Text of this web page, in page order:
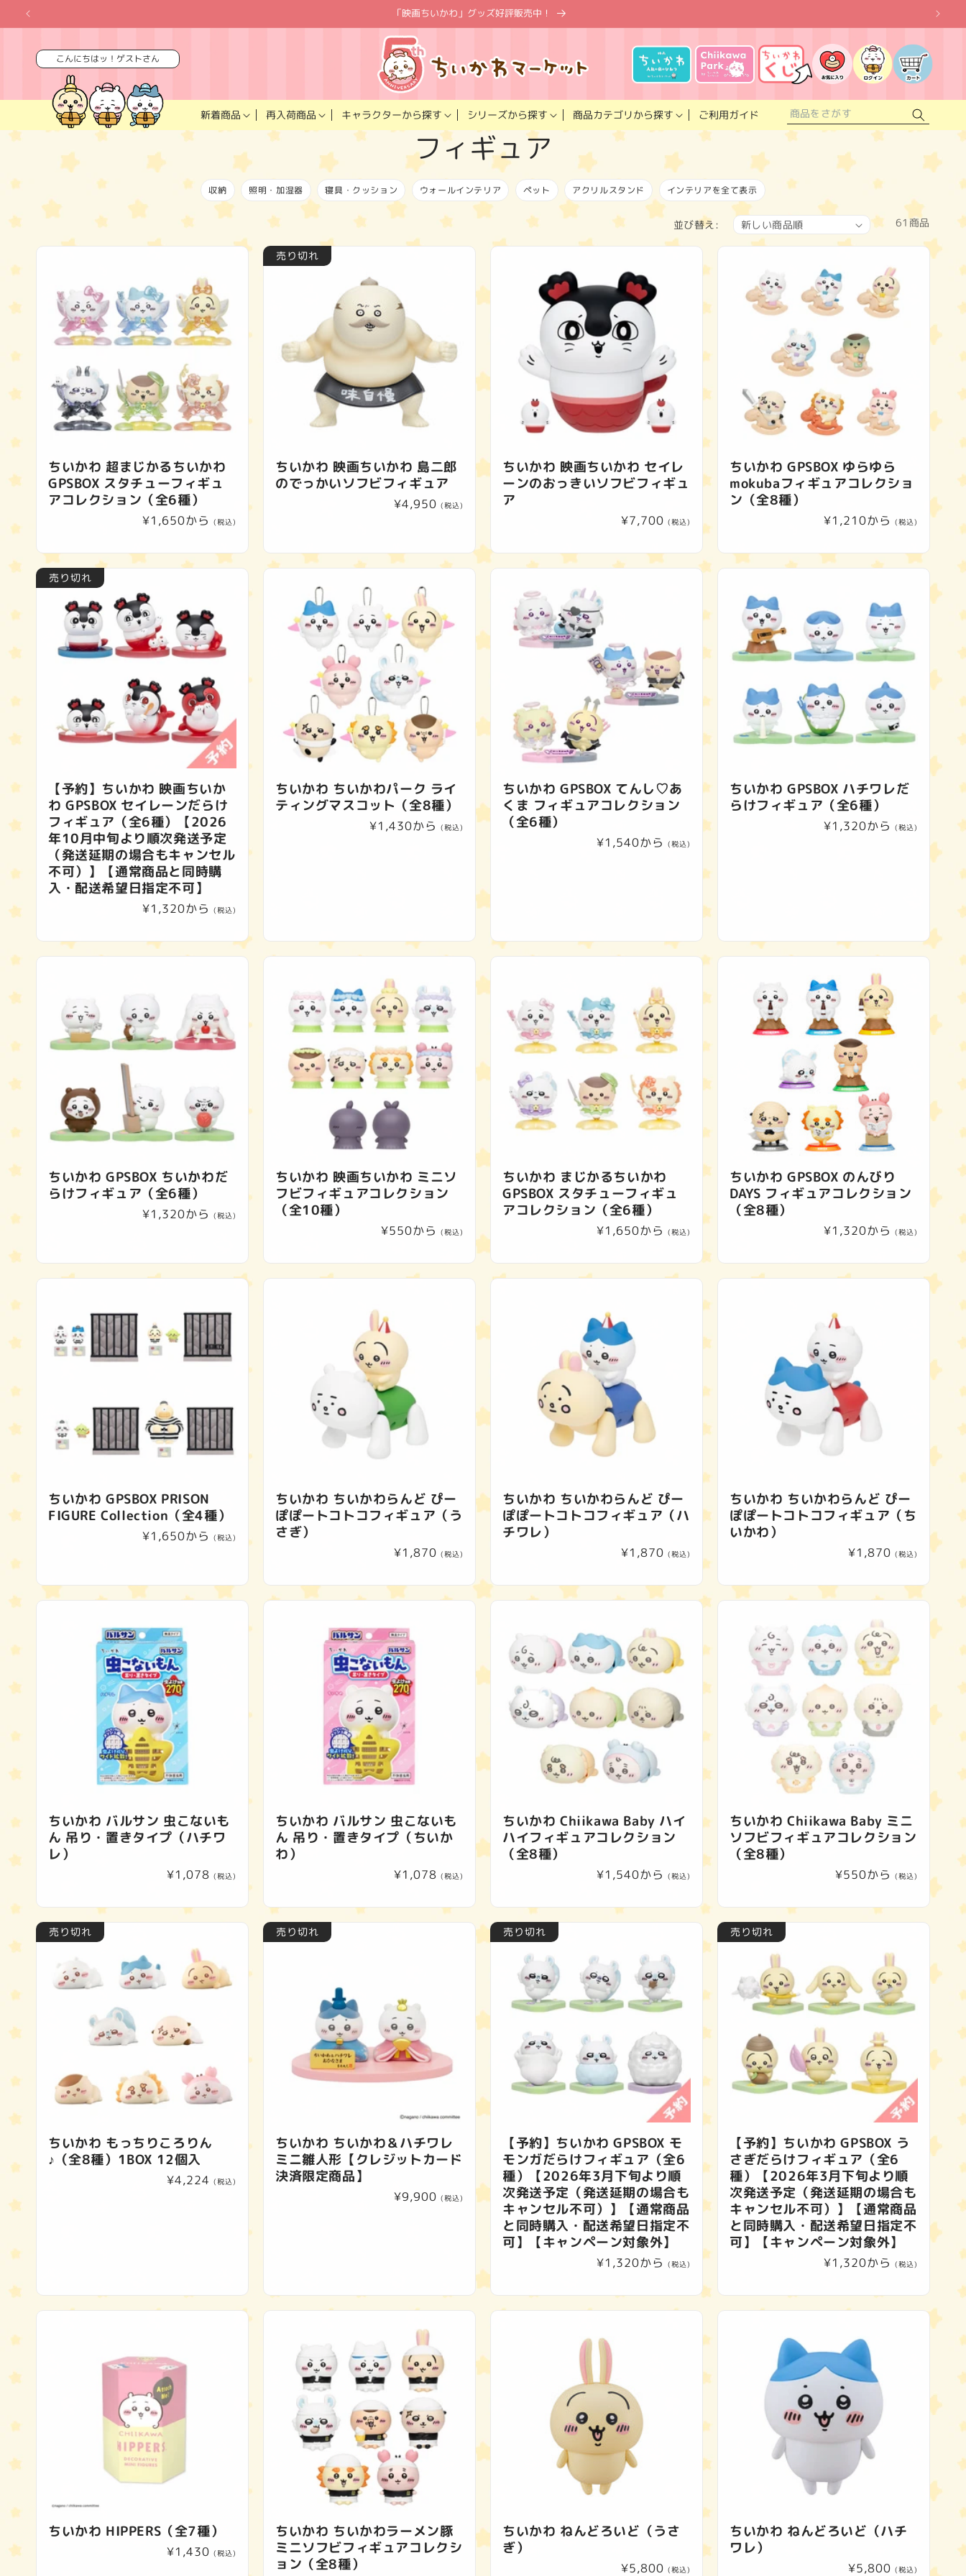
ンツに
進む
「映画ちいかわ」グッズ好評販売中！
こんにちはッ！ゲストさん
新着商品 再入荷商品 キャラクターから探す シリーズから探す 商品カテゴリから探す ご利用ガイド
入
り
ス
ト
グ
イ
カ
ー
ト
コ
レ
ク
シ
ン
:
フィギュア
収納 照明・加湿器 寝具・クッション ウォールインテリア ペット アクリルスタンド インテリアを全て表示
並び替え: 61商品
ちいかわ 超まじかるちいかわ
GPSBOX スタチューフィギュ
アコレクション（全6種）
通
価
¥1,650から (税込)
売り切れ
ちいかわ 映画ちいかわ 島二郎
のでっかいソフビフィギュア
通
格
¥4,950 (税込)
ちいかわ 映画ちいかわ セイレ
ーンのおっきいソフビフィギュ
ア
通
価
格
¥7,700 (税込)
ちいかわ GPSBOX ゆらゆら
mokubaフィギュアコレクショ
ン（全8種）
通
価
¥1,210から (税込)
売り切れ
【予約】ちいかわ 映画ちいか
わ GPSBOX セイレーンだらけ
フィギュア（全6種）【2026
年10月中旬より順次発送予定
（発送延期の場合もキャンセル
不可）】【通常商品と同時購
入・配送希望日指定不可】
通
価
¥1,320から (税込)
ちいかわ ちいかわパーク ライ
ティングマスコット（全8種）
通
¥1,430から (税込)
ちいかわ GPSBOX てんし♡あ
くま フィギュアコレクション
（全6種）
通
¥1,540から (税込)
ちいかわ GPSBOX ハチワレだ
らけフィギュア（全6種）
通
¥1,320から (税込)
ちいかわ GPSBOX ちいかわだ
らけフィギュア（全6種）
通
¥1,320から (税込)
ちいかわ 映画ちいかわ ミニソ
フビフィギュアコレクション
（全10種）
通
¥550から (税込)
ちいかわ まじかるちいかわ
GPSBOX スタチューフィギュ
アコレクション（全6種）
通
格
¥1,650から (税込)
ちいかわ GPSBOX のんびり
DAYS フィギュアコレクション
（全8種）
通
格
¥1,320から (税込)
ちいかわ GPSBOX PRISON
FIGURE Collection（全4種）
通
格
¥1,650から (税込)
ちいかわ ちいかわらんど ぴー
ぽぽートコトコフィギュア（う
さぎ）
通
価
格
¥1,870 (税込)
ちいかわ ちいかわらんど ぴー
ぽぽートコトコフィギュア（ハ
チワレ）
通
格
¥1,870 (税込)
ちいかわ ちいかわらんど ぴー
ぽぽートコトコフィギュア（ち
いかわ）
通
¥1,870 (税込)
ちいかわ バルサン 虫こないも
ん 吊り・置きタイプ（ハチワ
レ）
通
価
¥1,078 (税込)
ちいかわ バルサン 虫こないも
ん 吊り・置きタイプ（ちいか
わ）
通
格
¥1,078 (税込)
ちいかわ Chiikawa Baby ハイ
ハイフィギュアコレクション
（全8種）
通
価
¥1,540から (税込)
ちいかわ Chiikawa Baby ミニ
ソフビフィギュアコレクション
（全8種）
通
¥550から (税込)
売り切れ
ちいかわ もっちりころりん
♪（全8種）1BOX 12個入
通
¥4,224 (税込)
売り切れ
ちいかわ ちいかわ＆ハチワレ
ミニ雛人形【クレジットカード
決済限定商品】
通
¥9,900 (税込)
売り切れ
【予約】ちいかわ GPSBOX モ
モンガだらけフィギュア（全6
種）【2026年3月下旬より順
次発送予定（発送延期の場合も
キャンセル不可）】【通常商品
と同時購入・配送希望日指定不
可】【キャンペーン対象外】
通
¥1,320から (税込)
売り切れ
【予約】ちいかわ GPSBOX う
さぎだらけフィギュア（全6
種）【2026年3月下旬より順
次発送予定（発送延期の場合も
キャンセル不可）】【通常商品
と同時購入・配送希望日指定不
可】【キャンペーン対象外】
通
¥1,320から (税込)
ちいかわ HIPPERS（全7種）
通
¥1,430 (税込)
ちいかわ ちいかわラーメン豚
ミニソフビフィギュアコレクシ
ョン（全8種）
ちいかわ ねんどろいど（うさ
ぎ）
通
¥5,800 (税込)
ちいかわ ねんどろいど（ハチ
ワレ）
通
¥5,800 (税込)